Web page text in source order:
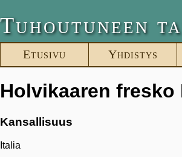
Tuhoutuneen
Etusivu Yhdistys
Holvikaaren
Kansallisuus
Italia